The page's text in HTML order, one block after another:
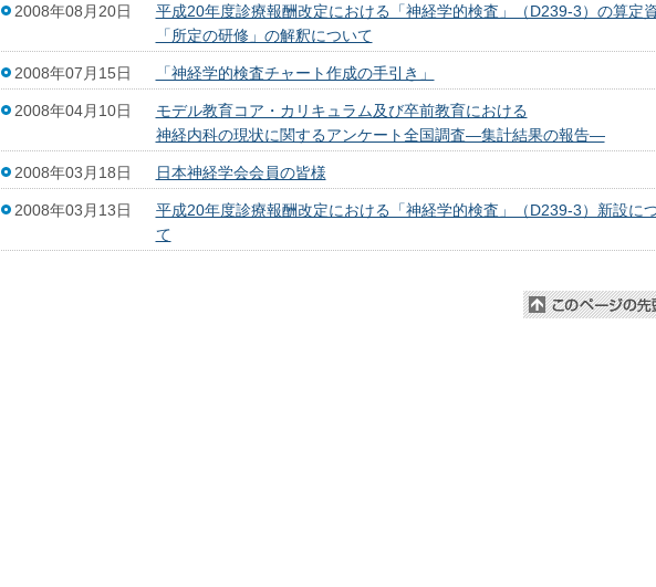
2008年08月20日
平成20年度診療報酬改定における「神経学的検査」（D239-3）の算定
「所定の研修」の解釈について
2008年07月15日 「神経学的検査チャート作成の手引き」
2008年04月10日
モデル教育コア・カリキュラム及び卒前教育における
神経内科の現状に関するアンケート全国調査―集計結果の報告―
2008年03月18日 日本神経学会会員の皆様
2008年03月13日
平成20年度診療報酬改定における「神経学的検査」（D239-3）新設に
て